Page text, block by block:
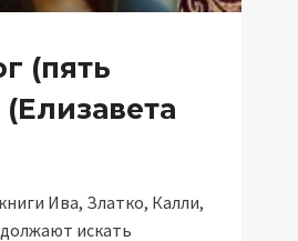
(пять
Ива, Златко, Калли,
искать